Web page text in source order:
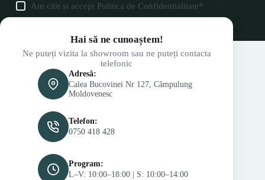
Am citit și accept Politica de Confidențialitate*
Hai să ne cunoaștem!
Ne puteți vizita la showroom sau ne puteți contacta
telefonic
Adresă:
Calea Bucovinei Nr 127, Câmpulung
Moldovenesc
Telefon:
0750 418 428
Program:
L–V: 10:00–18:00 | S: 10:00–14:00